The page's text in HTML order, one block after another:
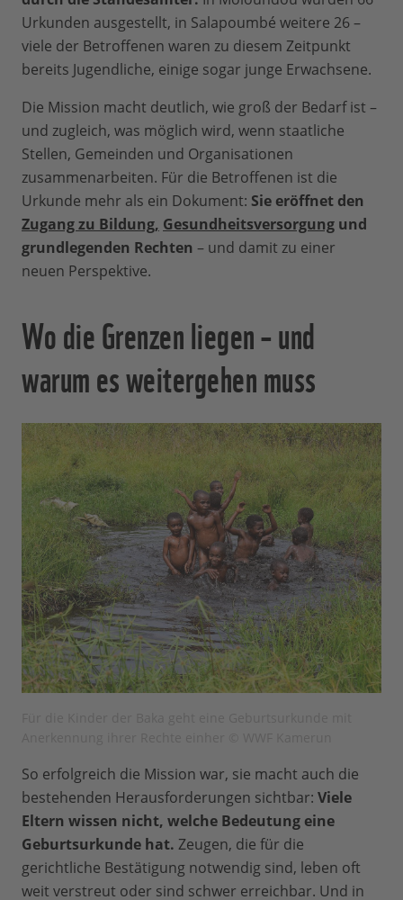
Urkunden ausgestellt, in Salapoumbé weitere 26 –
viele der Betroffenen waren zu diesem Zeitpunkt
bereits Jugendliche, einige sogar junge Erwachsene.
Die Mission macht deutlich, wie groß der Bedarf ist –
und zugleich, was möglich wird, wenn staatliche
Stellen, Gemeinden und Organisationen
zusammenarbeiten. Für die Betroffenen ist die
Urkunde mehr als ein Dokument: Sie eröffnet den
Zugang zu Bildung, Gesundheitsversorgung und
grundlegenden Rechten – und damit zu einer
neuen Perspektive.
Wo die Grenzen liegen – und
warum es weitergehen muss
So erfolgreich die Mission war, sie macht auch die
bestehenden Herausforderungen sichtbar: Viele
Eltern wissen nicht, welche Bedeutung eine
Geburtsurkunde hat. Zeugen, die für die
gerichtliche Bestätigung notwendig sind, leben oft
weit verstreut oder sind schwer erreichbar. Und in